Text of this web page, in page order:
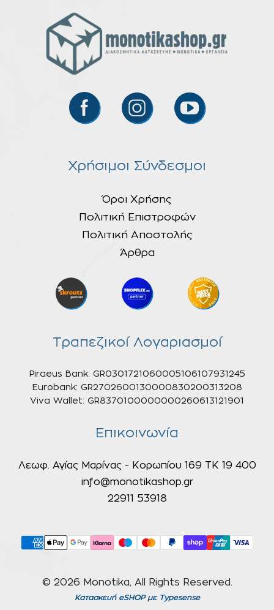
Χρήσιμοι Σύνδεσμοι
Όροι Χρήσης
Πολιτική Επιστροφών
Πολιτική Αποστολής
Άρθρα
Τραπεζικοί Λογαριασμοί
Piraeus Bank: GR0301721060005106107931245
Eurobank: GR2702600130000830200313208
Viva Wallet: GR8370100000000260613121901
Επικοινωνία
Λεωφ. Αγίας Μαρίνας - Κορωπίου 169 ΤΚ 19 400
info@monotikashop.gr
22911 53918
© 2026 Monotika, All Rights Reserved.
Κατασκευή eSHOPμε Typesense